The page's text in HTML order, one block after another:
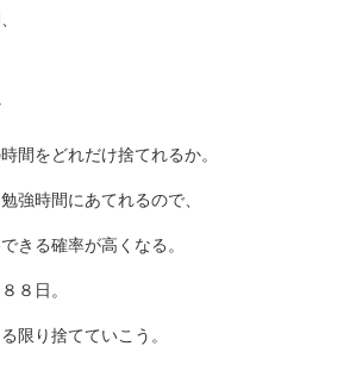
間をどれだけ捨てれるか。
強時間にあてれるので、
きる確率が高くなる。
８日。
限り捨てていこう。